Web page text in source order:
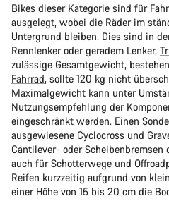
Bikes dieser Kategorie sind für
ausgelegt, wobei die Räder im
Untergrund bleiben. Dies sind in
Rennlenker oder geradem Lenker,
zulässige Gesamtgewicht,
Fahrrad, sollte 120 kg nicht
Maximalgewicht kann unter
Nutzungsempfehlung der
eingeschränkt werden. Einen
ausgewiesene Cyclocross und
Cantilever- oder Scheibenbremsen
auch für Schotterwege und
Reifen kurzzeitig aufgrund von
einer Höhe von 15 bis 20 cm die